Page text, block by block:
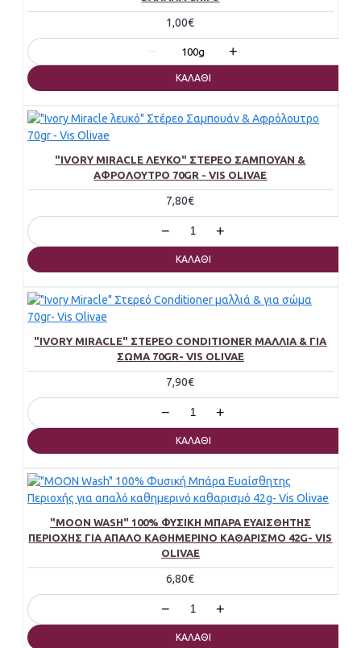
1,00€
− 100g +
ΚΑΛΆΘΙ
"IVORY MIRACLE ΛΕΥΚΌ" ΣΤΈΡΕΟ ΣΑΜΠΟΥΆΝ &
ΑΦΡΌΛΟΥΤΡΟ 70GR - VIS OLIVAE
7,80€
− +
ΚΑΛΆΘΙ
"IVORY MIRACLE" ΣΤΕΡΕΌ CONDITIONER ΜΑΛΛΙΆ & ΓΙΑ
ΣΏΜΑ 70GR- VIS OLIVAE
7,90€
− +
ΚΑΛΆΘΙ
"MOON WASH" 100% ΦΥΣΙΚΉ ΜΠΆΡΑ ΕΥΑΊΣΘΗΤΗΣ
ΠΕΡΙΟΧΉΣ ΓΙΑ ΑΠΑΛΌ ΚΑΘΗΜΕΡΙΝΌ ΚΑΘΑΡΙΣΜΌ 42G- VIS
OLIVAE
6,80€
− +
ΚΑΛΆΘΙ